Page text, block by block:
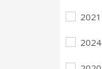
2021
2024